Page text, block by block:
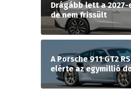
Drágább lett a 2027-
de nem frissült
A Porsche 911 GT2
elérte az egymillió